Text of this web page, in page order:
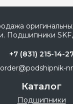
+7 (831) 215-14-
order@podshipnik-
Каталог
Подшипники